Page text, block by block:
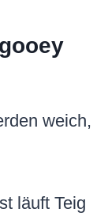
weich,
läuft Teig